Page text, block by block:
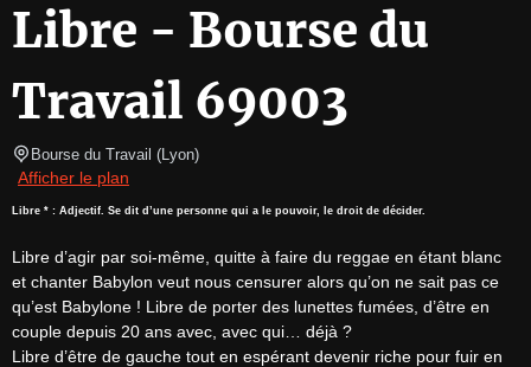
Libre - Bourse du
Travail 69003
Bourse du Travail (Lyon)
Afficher le plan
Libre * : Adjectif. Se dit d’une personne qui a le pouvoir, le droit de décider.
Libre d’agir par soi-même, quitte à faire du reggae en étant blanc
et chanter Babylon veut nous censurer alors qu’on ne sait pas ce
qu’est Babylone ! Libre de porter des lunettes fumées, d’être en
couple depuis 20 ans avec, avec qui… déjà ?
Libre d’être de gauche tout en espérant devenir riche pour fuir en